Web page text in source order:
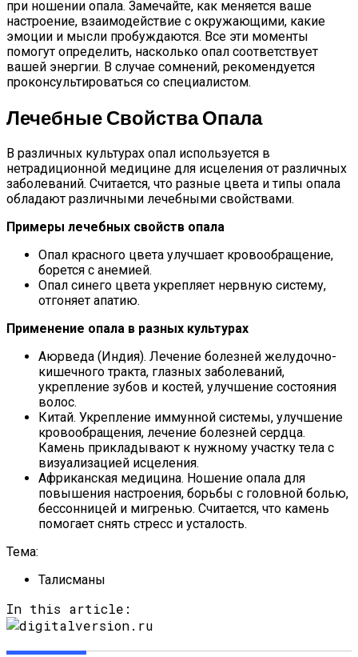
при ношении опала. Замечайте, как меняется ваше
настроение, взаимодействие с окружающими, какие
эмоции и мысли пробуждаются. Все эти моменты
помогут определить, насколько опал соответствует
вашей энергии. В случае сомнений, рекомендуется
проконсультироваться со специалистом.
Лечебные Свойства Опала
В различных культурах опал используется в
нетрадиционной медицине для исцеления от различных
заболеваний. Считается, что разные цвета и типы опала
обладают различными лечебными свойствами.
Примеры лечебных свойств опала
Опал красного цвета улучшает кровообращение,
борется с анемией.
Опал синего цвета укрепляет нервную систему,
отгоняет апатию.
Применение опала в разных культурах
Аюрведа (Индия). Лечение болезней желудочно-
кишечного тракта, глазных заболеваний,
укрепление зубов и костей, улучшение состояния
волос.
Китай. Укрепление иммунной системы, улучшение
кровообращения, лечение болезней сердца.
Камень прикладывают к нужному участку тела с
визуализацией исцеления.
Африканская медицина. Ношение опала для
повышения настроения, борьбы с головной болью,
бессонницей и мигренью. Считается, что камень
помогает снять стресс и усталость.
Тема:
Талисманы
In this article: